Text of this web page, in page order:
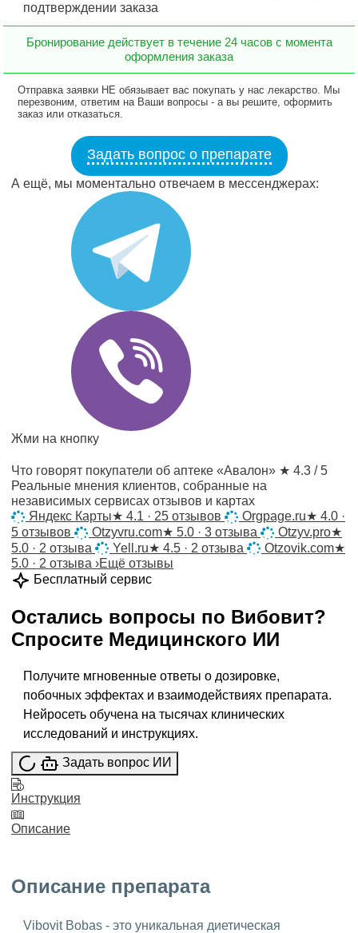
подтверждении заказа
Бронирование действует в течение 24 часов с момента
оформления заказа
Отправка заявки НЕ обязывает вас покупать у нас лекарство. Мы
перезвоним, ответим на Ваши вопросы - а вы решите, оформить
заказ или отказаться.
Задать вопрос о препарате
А ещё, мы моментально отвечаем в мессенджерах:
Жми на кнопку
Что говорят покупатели об аптеке «Авалон» ★ 4.3 / 5
Реальные мнения клиентов, собранные на
независимых сервисах отзывов и картах
Яндекс Карты★ 4.1 · 25 отзывов Orgpage.ru★ 4.0 ·
5 отзывов
Otzyvru.com★ 5.0 · 3 отзыва Otzyv.pro★
5.0 · 2 отзыва
Yell.ru★ 4.5 · 2 отзыва Otzovik.com★
5.0 · 2 отзыва ›Ещё отзывы
Бесплатный сервис
Остались вопросы по Вибовит?
Спросите Медицинского ИИ
Получите мгновенные ответы о дозировке,
побочных эффектах и взаимодействиях препарата.
Нейросеть обучена на тысячах клинических
исследований и инструкциях.
Задать вопрос ИИ
Инструкция
Описание
Описание препарата
Vibovit Bobas - это уникальная диетическая